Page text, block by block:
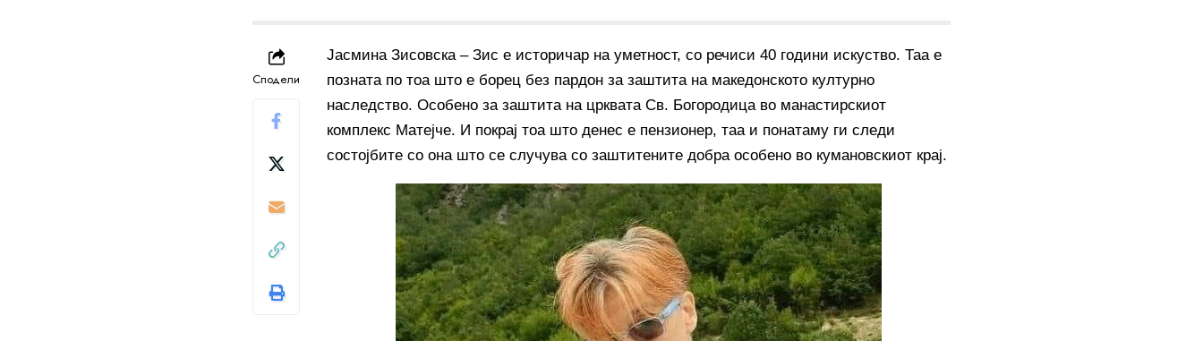
Сподели
Јасмина Зисовска – Зис е историчар на уметност, со речиси 40 години искуство. Таа е
позната по тоа што е борец без пардон за заштита на македонското културно
наследство. Особено за заштита на црквата Св. Богородица во манастирскиот
комплекс Матејче. И покрај тоа што денес е пензионер, таа и понатаму ги следи
состојбите со она што се случува со заштитените добра особено во кумановскиот крај.